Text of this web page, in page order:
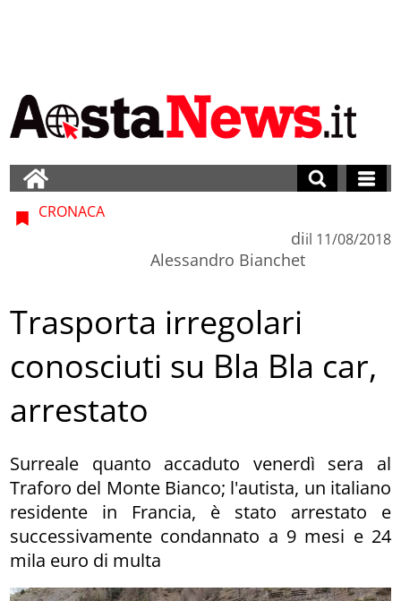
CRONACA
di
Alessandro Bianchet
il 11/08/2018
Trasporta irregolari
conosciuti su Bla Bla car,
arrestato
Surreale quanto accaduto venerdì sera al
Traforo del Monte Bianco; l'autista, un italiano
residente in Francia, è stato arrestato e
successivamente condannato a 9 mesi e 24
mila euro di multa